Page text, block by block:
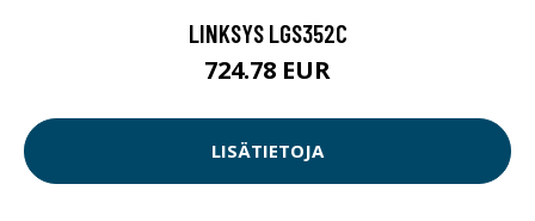
LINKSYS LGS352C
724.78 EUR
LISÄTIETOJA